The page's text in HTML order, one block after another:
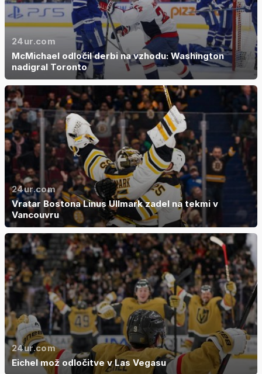
24ur.com
McMichael odločil derbi na vzhodu: Washington
nadigral Toronto
24ur.com
Vratar Bostona Linus Ullmark zadel na tekmi v
Vancouvru
24ur.com
Eichel mož odločitve v Las Vegasu